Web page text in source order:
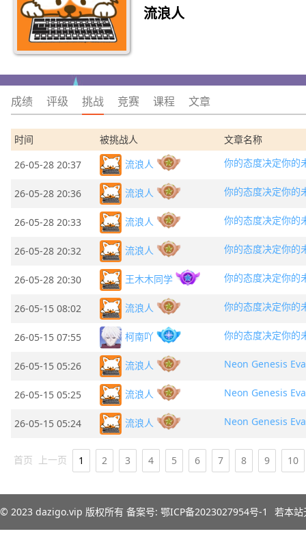
流浪人
成绩 评级 挑战 竞赛 课程 文章
时间 被挑战人
文章名称
26-05-28 20:37
流浪人 你的态度决定你的
26-05-28 20:36 流浪人 你的态度决定你的
26-05-28 20:33 流浪人 你的态度决定你的
26-05-28 20:32 流浪人 你的态度决定你的
26-05-28 20:30 王木木同学 你的态度决定你的
26-05-15 08:02 流浪人 你的态度决定你的
26-05-15 07:55 柯南吖 你的态度决定你的
26-05-15 05:26 流浪人
26-05-15 05:25 流浪人
26-05-15 05:24 流浪人
首页 上一页 1 2 3 4 5 6 7 8 9 10
© 2023 dazigo.vip 版权所有 备案号: 鄂ICP备2023027954号-1 若本